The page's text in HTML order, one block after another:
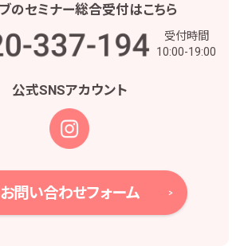
ついて委託された場合等において、委託
先との打合せ、情報提供・連絡、お取引先
から委託された業務の遂行等を行うため
主様及び当社株式の管理業務、株主様又
による権利の行使・義務の履行、及び法
く書面・記録・データの作成のため
の給与の計算・支払、人事管理業務のた
のセミナー総合受付はこちら
受付時間
10:00-19:00
公式SNSアカウント
お問い合わせフォーム